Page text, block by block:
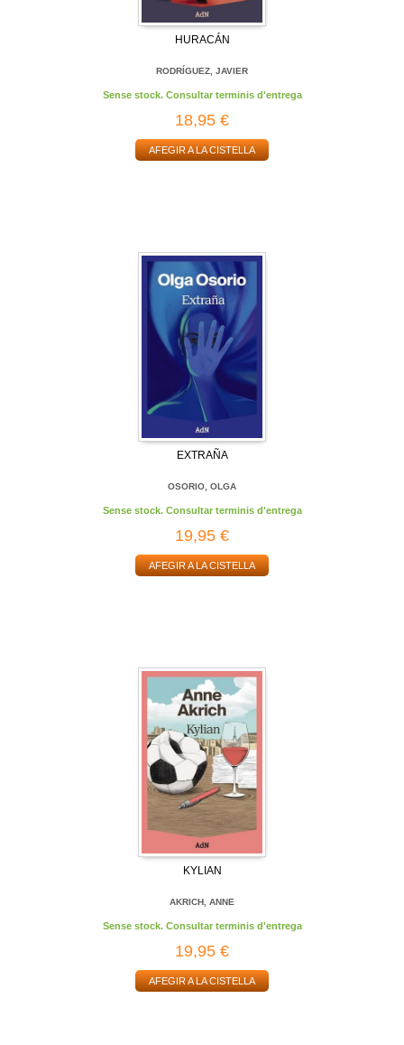
HURACÁN
RODRÍGUEZ, JAVIER
Sense stock. Consultar terminis d'entrega
18,95 €
AFEGIR A LA CISTELLA
EXTRAÑA
OSORIO, OLGA
Sense stock. Consultar terminis d'entrega
19,95 €
AFEGIR A LA CISTELLA
KYLIAN
AKRICH, ANNE
Sense stock. Consultar terminis d'entrega
19,95 €
AFEGIR A LA CISTELLA